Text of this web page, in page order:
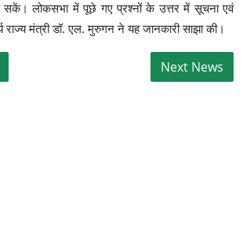
सकें। लोकसभा में पूछे गए प्रश्नों के उत्तर में सूचना एवं
राज्य मंत्री डॉ. एल. मुरुगन ने यह जानकारी साझा की।